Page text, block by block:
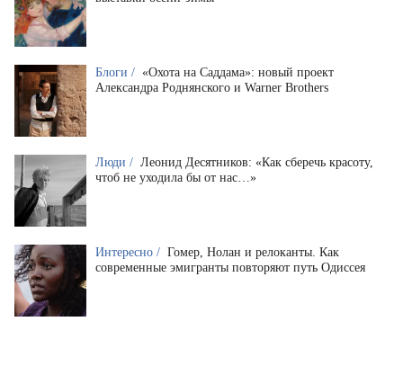
Блоги / «Охота на Саддама»: новый проект
Александра Роднянского и Warner Brothers
Люди / Леонид Десятников: «Как сберечь красоту,
чтоб не уходила бы от нас…»
Интересно / Гомер, Нолан и релоканты. Как
современные эмигранты повторяют путь Одиссея